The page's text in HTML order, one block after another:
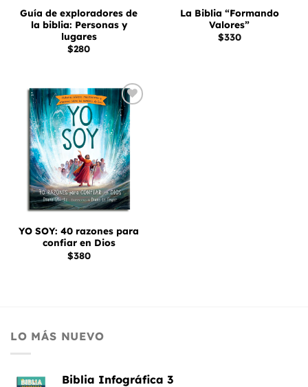
Guía de exploradores de
la biblia: Personas y
lugares
$280
La Biblia “Formando
Valores”
$330
Añadir
a la
lista
de
deseos
YO SOY: 40 razones para
confiar en Dios
$380
LO MÁS NUEVO
Biblia Infográfica 3